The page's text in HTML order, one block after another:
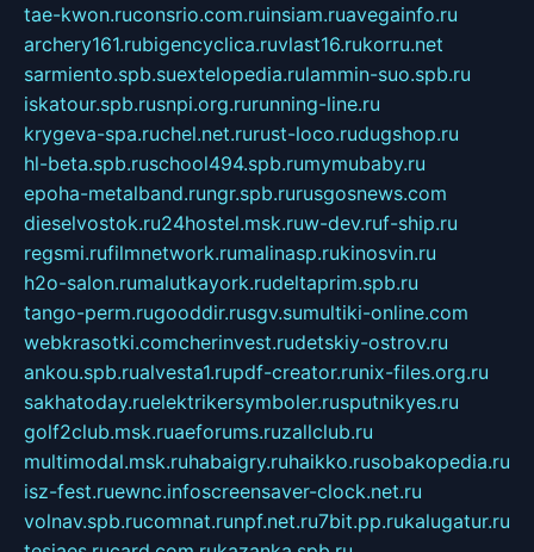
tae-kwon.ruconsrio.com.ruinsiam.ruavegainfo.ru
archery161.rubigencyclica.ruvlast16.rukorru.net
sarmiento.spb.suextelopedia.rulammin-suo.spb.ru
iskatour.spb.rusnpi.org.rurunning-line.ru
krygeva-spa.ruchel.net.rurust-loco.rudugshop.ru
hl-beta.spb.ruschool494.spb.rumymubaby.ru
epoha-metalband.rungr.spb.rurusgosnews.com
dieselvostok.ru24hostel.msk.ruw-dev.ruf-ship.ru
regsmi.rufilmnetwork.rumalinasp.rukinosvin.ru
h2o-salon.rumalutkayork.rudeltaprim.spb.ru
tango-perm.rugooddir.rusgv.sumultiki-online.com
webkrasotki.comcherinvest.rudetskiy-ostrov.ru
ankou.spb.rualvesta1.rupdf-creator.runix-files.org.ru
sakhatoday.ruelektrikersymboler.rusputnikyes.ru
golf2club.msk.ruaeforums.ruzallclub.ru
multimodal.msk.ruhabaigry.ruhaikko.rusobakopedia.ru
isz-fest.ruewnc.infoscreensaver-clock.net.ru
volnav.spb.rucomnat.runpf.net.ru7bit.pp.rukalugatur.ru